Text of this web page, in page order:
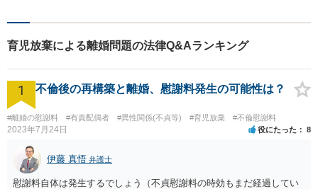
育児放棄による離婚問題の法律Q&Aランキング
1 不倫後の再構築と離婚、慰謝料発生の可能性は？
#離婚の慰謝料 #有責配偶者 #異性関係(不貞等) #育児放棄 #不倫慰謝料
2023年7月24日 役にたった 8
伊藤 真悟 弁護士
慰謝料自体は発生するでしょう（不貞慰謝料の時効もまだ経過してい